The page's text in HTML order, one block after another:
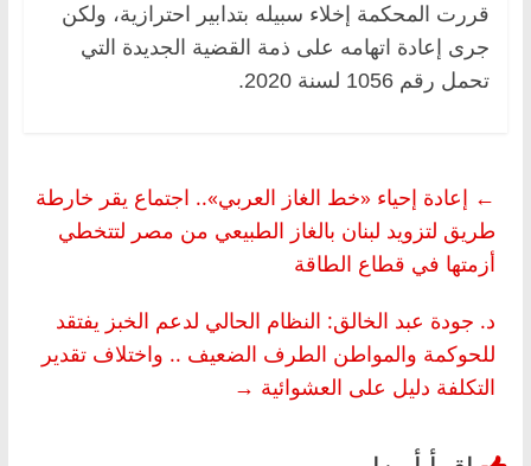
قررت المحكمة إخلاء سبيله بتدابير احترازية، ولكن
جرى إعادة اتهامه على ذمة القضية الجديدة التي
تحمل رقم 1056 لسنة 2020.
← إعادة إحياء «خط الغاز العربي».. اجتماع يقر خارطة
طريق لتزويد لبنان بالغاز الطبيعي من مصر لتتخطي
أزمتها في قطاع الطاقة
د. جودة عبد الخالق: النظام الحالي لدعم الخبز يفتقد
للحوكمة والمواطن الطرف الضعيف .. واختلاف تقدير
التكلفة دليل على العشوائية →